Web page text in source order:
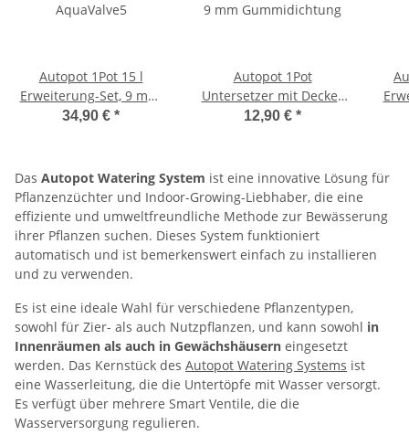
Autopot 1Pot 15 l
Erweiterung-Set, 9 mm,
AquaValve5
34,90 € *
Autopot 1Pot
Untersetzer mit Deckel,
9 mm Gummidichtung
12,90 € *
Das Autopot Watering System ist eine innovative Lösung für
Pflanzenzüchter und Indoor-Growing-Liebhaber, die eine
effiziente und umweltfreundliche Methode zur Bewässerung
ihrer Pflanzen suchen. Dieses System funktioniert
automatisch und ist bemerkenswert einfach zu installieren
und zu verwenden.
Es ist eine ideale Wahl für verschiedene Pflanzentypen,
sowohl für Zier- als auch Nutzpflanzen, und kann sowohl in
Innenräumen als auch in Gewächshäusern eingesetzt
werden. Das Kernstück des Autopot Watering Systems ist
eine Wasserleitung, die die Untertöpfe mit Wasser versorgt.
Es verfügt über mehrere Smart Ventile, die die
Wasserversorgung regulieren.